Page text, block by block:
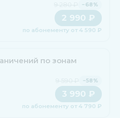
−68%
2 990 ₽
по абонементу от 4 590 ₽
по зонам
−58%
3 990 ₽
по абонементу от 4 790 ₽